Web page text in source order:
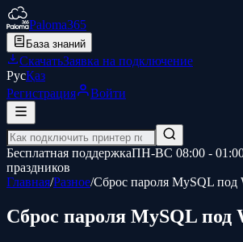
Paloma365
База знаний
СкачатьЗаявка на подключение
РусҚаз
Регистрация
Войти
Бесплатная поддержкаПН-ВС 08:00 -
праздников
Главная/Разное/Сброс пароля MySQL под
Сброс пароля MySQL под